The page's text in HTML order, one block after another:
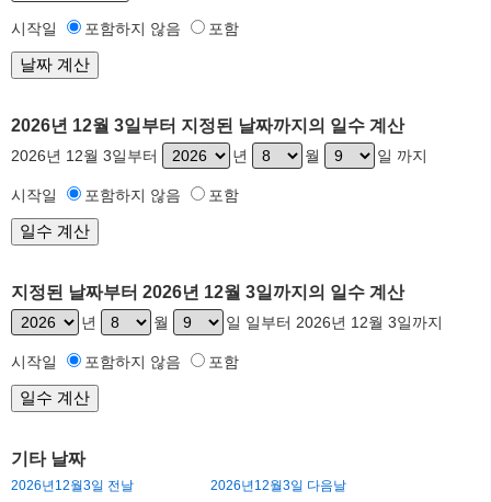
시작일 포함하지 않음 포함
2026년 12월 3일부터 지정된 날짜까지의 일수 계산
2026년 12월 3일부터 년 월 일 까지
시작일 포함하지 않음 포함
지정된 날짜부터 2026년 12월 3일까지의 일수 계산
년 월 일 일부터 2026년 12월 3일까지
시작일 포함하지 않음 포함
기타 날짜
2026년12월3일 전날
2026년12월3일 다음날